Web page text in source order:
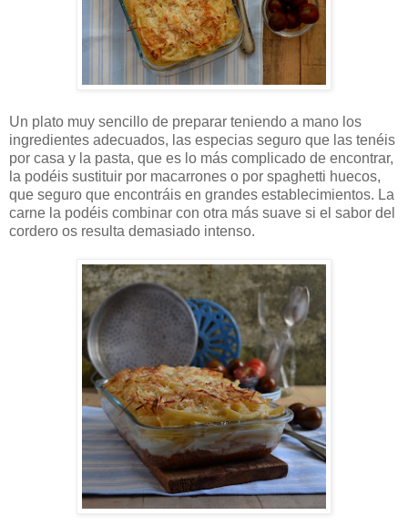
Un plato muy sencillo de preparar teniendo a mano los
ingredientes adecuados, las especias seguro que las tenéis
por casa y la pasta, que es lo más complicado de encontrar,
la podéis sustituir por macarrones o por spaghetti huecos,
que seguro que encontráis en grandes establecimientos. La
carne la podéis combinar con otra más suave si el sabor del
cordero os resulta demasiado intenso.